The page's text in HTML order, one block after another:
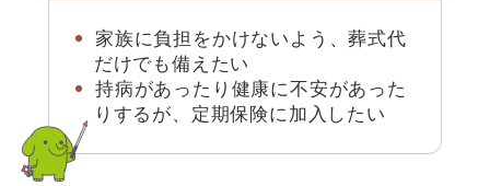
家族に負担をかけないよう、葬式代
だけでも備えたい
持病があったり健康に不安があった
りするが、定期保険に加入したい